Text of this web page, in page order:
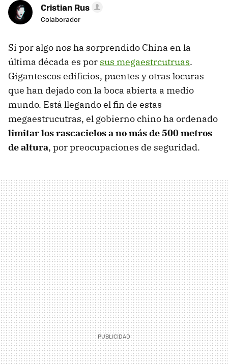
Cristian Rus
Colaborador
Si por algo nos ha sorprendido China en la
última década es por sus megaestrcutruas.
Gigantescos edificios, puentes y otras locuras
que han dejado con la boca abierta a medio
mundo. Está llegando el fin de estas
megaestrucutras, el gobierno chino ha ordenado
limitar los rascacielos a no más de 500 metros
de altura, por preocupaciones de seguridad.